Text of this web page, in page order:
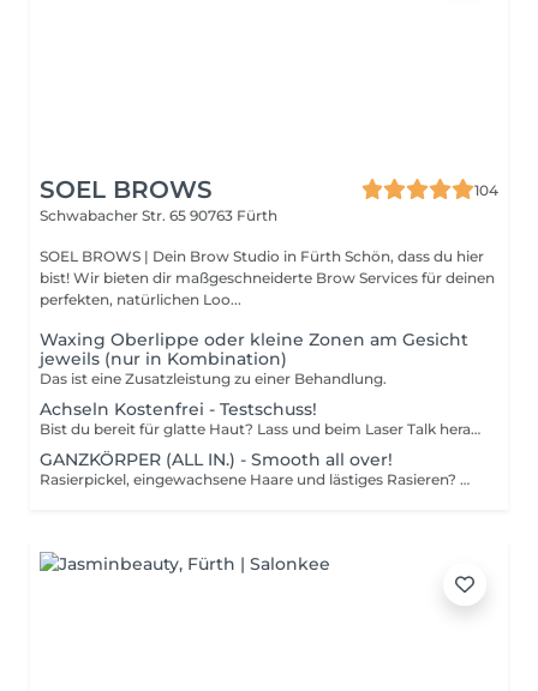
SOEL BROWS
104
Schwabacher Str. 65 90763 Fürth
SOEL BROWS | Dein Brow Studio in Fürth Schön, dass du hier
bist! Wir bieten dir maßgeschneiderte Brow Services für deinen
perfekten, natürlichen Loo...
Waxing Oberlippe oder kleine Zonen am Gesicht
jeweils (nur in Kombination)
Das ist eine Zusatzleistung zu einer Behandlung.
Achseln Kostenfrei - Testschuss!
Bist du bereit für glatte Haut? Lass und beim Laser Talk herausfinden, wie wir dich mit unseren Dioden-Laserbehandlungen zum Strahlen bringen! Was du bekommst: - Testschuss an einer kleinen Zone kostenfrei - Individuelle Beratung: welche Laserbehandlung am besten zu dir passt. - Wissenscheck: Wir klären alle Fragen zu Ablauf, Sicherheit und Ergebnissen. - Exklusive Tipps. Hol dir die besten Empfehlungen für deine Hautpflege nach der Behandlung. Lass und dein Hautziel erreichen - einfach und professionell!
GANZKÖRPER (ALL IN.) - Smooth all over!
Rasierpickel, eingewachsene Haare und lästiges Rasieren? Not with us! Mit unserem ALL-IN GANZKÖRPER-PAKET bist du von Kopf bis Fuß seidig glatt und das dauerhaft! Wir kümmern uns um jede Zone: Achseln, Arme, Beine, Bikinizone, Intimbereich, Pofalte, Rücken, Bauch einfach alles! Mit modernster Diodenlaser-Technologie verabschieden wir uns gemeinsam von störenden Haaren. Warum du's lieben wirst? 1. Glatte Haut von Kopf bis Fuß keine Ausreden mehr, kein Haarstress! 2. Bye-bye Rasur: Sag Tschüss zu Klingen und Hallo zu deinem neuen, haarfreien Alltag. 3. Schmerzfrei, schnell & effektiv: Unsere High-Tech-Laser sorgen für langanhaltende Ergebnisse ohne Drama. 4. Zeit für dich: Spare dir die tägliche Rasur und genieße das Leben haarfrei und unbeschwert! Dein DEAL: Für nur 350 € bekommst du das Rundum-sorglos-Paket und sparst dabei richtig! Wichtig: Nach der Behandlung gönn dir eine kurze Auszeit: Kein Sport, keine heiße Dusche und Sonne meiden aber dann? Genieß die Freiheit, die glatte Haut dir schenkt! Mach dein Leben unkompliziert. Lass den Laser für dich arbeiten! Buch jetzt deinen Termin und fühl dich überall wohl in deiner